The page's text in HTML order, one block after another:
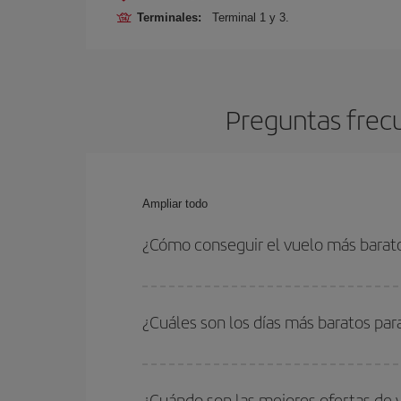
Terminales: Terminal 1 y 3.
Preguntas
Ampliar todo
¿Cómo conseguir el vuelo más
vuelta. Además, si no tienes decidido un
¿Cuáles son los días más baratos
quieres ir y en qué fechas habías pensado